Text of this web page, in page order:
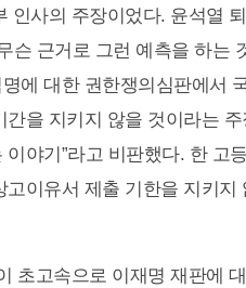
인사의 주장이었다. 윤석열
슨 근거로 그런 예측을 하는
에 대한 권한쟁의심판에서
을 지키지 않을 것이라는
야기”라고 비판했다. 한 고
고이유서 제출 기한을 지키
초고속으로 이재명 재판에